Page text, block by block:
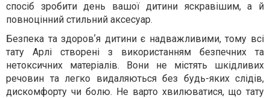
спосіб зробити день вашої дитини яскравішим, а й
повноцінний стильний аксесуар.
Безпека та здоровʼя дитини є надважливими, тому всі
тату Арлі створені з використанням безпечних та
нетоксичних матеріалів. Вони не містять шкідливих
речовин та легко видаляються без будь-яких слідів,
дискомфорту чи болю. Не варто хвилюватися, що тату